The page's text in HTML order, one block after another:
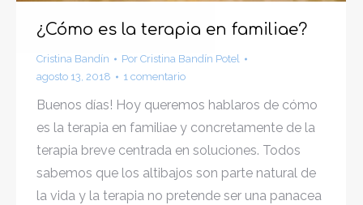
¿Cómo es la terapia en familiae?
Cristina Bandín Por Cristina Bandín Potel
agosto 13, 2018
1 comentario
Buenos días! Hoy queremos hablaros de cómo
es la terapia en familiae y concretamente de la
terapia breve centrada en soluciones. Todos
sabemos que los altibajos son parte natural de
la vida y la terapia no pretende ser una panacea